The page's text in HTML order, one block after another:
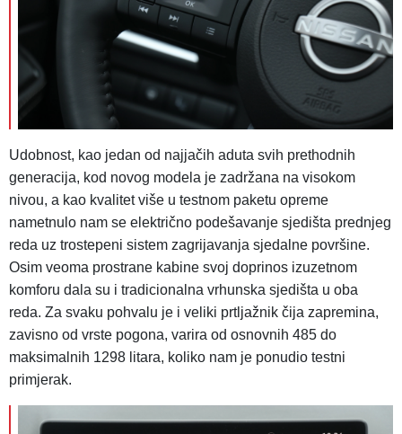
Udobnost, kao jedan od najjačih aduta svih prethodnih
generacija, kod novog modela je zadržana na visokom
nivou, a kao kvalitet više u testnom paketu opreme
nametnulo nam se električno podešavanje sjedišta prednjeg
reda uz trostepeni sistem zagrijavanja sjedalne površine.
Osim veoma prostrane kabine svoj doprinos izuzetnom
komforu dala su i tradicionalna vrhunska sjedišta u oba
reda. Za svaku pohvalu je i veliki prtljažnik čija zapremina,
zavisno od vrste pogona, varira od osnovnih 485 do
maksimalnih 1298 litara, koliko nam je ponudio testni
primjerak.